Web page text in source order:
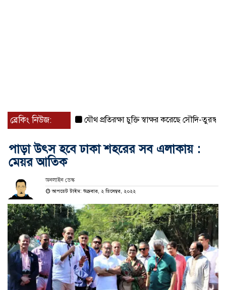
ব্রেকিং নিউজ: যৌথ প্রতিরক্ষা চুক্তি স্বাক্ষর করেছে সৌদি-তুরস্ক-পাকিস্তান
পাড়া উৎস হবে ঢাকা শহরের সব এলাকায় :
মেয়র আতিক
অনলাইন ডেস্ক
আপডেট টাইম: শুক্রবার, ২ ডিসেম্বর, ২০২২